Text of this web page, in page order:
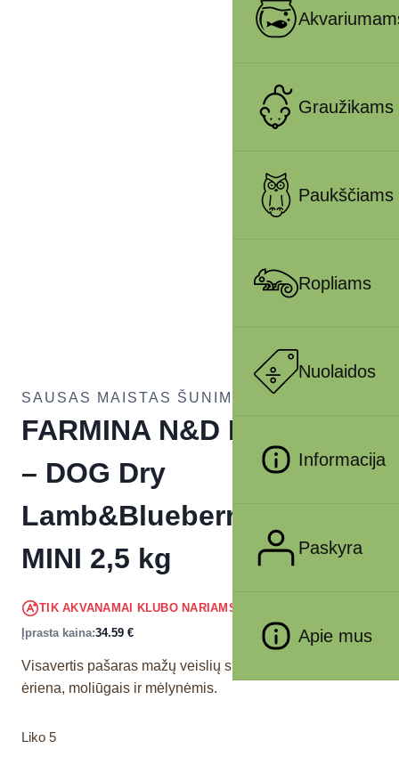
Graužikams
Paukščiams
Ropliams
Nuolaidos
Informacija
Paskyra
Apie mus
SAUSAS MAISTAS ŠUNIMS
FARMINA N&D PUMPKIN
– DOG Dry
Lamb&Blueberry ADULT
MINI 2,5 kg
TIK AKVANAMAI KLUBO NARIAMS
Įprasta kaina:34.59 €
Visavertis pašaras mažų veislių suaugusiems šunims su
ėriena, moliūgais ir mėlynėmis.
Liko 5